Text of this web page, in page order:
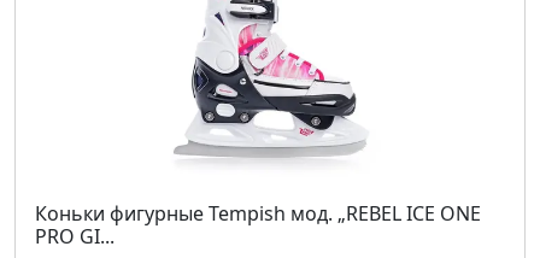
Коньки фигурные Tempish мод. „REBEL ICE ONE
PRO GI...